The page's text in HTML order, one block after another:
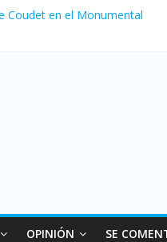
Coudet en el Monumental
movimiento y consumo
usados en julio: bajó un
OPINIÓN SE